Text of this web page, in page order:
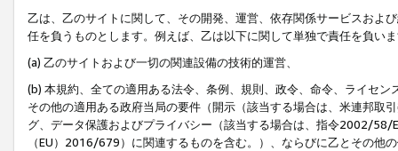
乙は、乙のサイトに関して、その開発、運営、依存関係サービスおよ
任を負うものとします。例えば、乙は以下に関して単独で責任を負い
(a) 乙のサイトおよび一切の関連設備の技術的運営、
(b) 本規約、全ての適用ある法令、条例、規則、政令、命令、ライセ
その他の適用ある政府当局の要件（開示（該当する場合は、米連邦取
グ、データ保護およびプライバシー（該当する場合は、指令2002/58/
（EU）2016/679）に関連するものを含む。）、ならびに乙とその他